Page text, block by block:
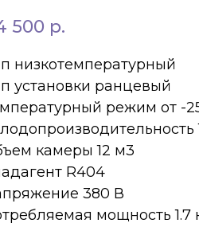
500 р.
низкотемпературный
установки ранцевый
режим от -25
камеры 12 м​3
R404
380 В
мощность 1.7